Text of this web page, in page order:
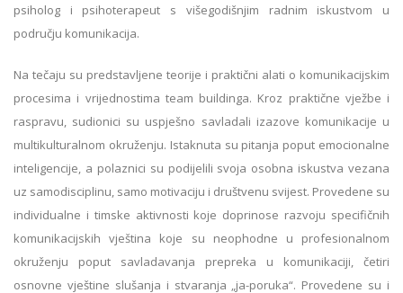
psiholog i psihoterapeut s višegodišnjim radnim iskustvom u
području komunikacija.
Na tečaju su predstavljene teorije i praktični alati o komunikacijskim
procesima i vrijednostima team buildinga. Kroz praktične vježbe i
raspravu, sudionici su uspješno savladali izazove komunikacije u
multikulturalnom okruženju. Istaknuta su pitanja poput emocionalne
inteligencije, a polaznici su podijelili svoja osobna iskustva vezana
uz samodisciplinu, samo motivaciju i društvenu svijest. Provedene su
individualne i timske aktivnosti koje doprinose razvoju specifičnih
komunikacijskih vještina koje su neophodne u profesionalnom
okruženju poput savladavanja prepreka u komunikaciji, četiri
osnovne vještine slušanja i stvaranja „ja-poruka“. Provedene su i